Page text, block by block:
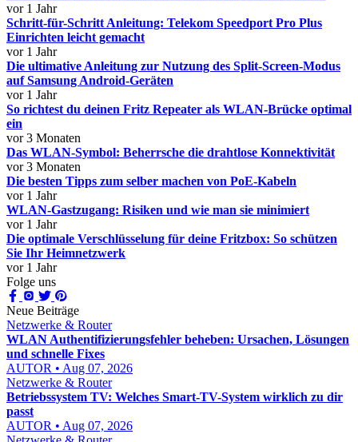
vor 1 Jahr
Schritt-für-Schritt Anleitung: Telekom Speedport Pro Plus
Einrichten leicht gemacht
vor 1 Jahr
Die ultimative Anleitung zur Nutzung des Split-Screen-Modus
auf Samsung Android-Geräten
vor 1 Jahr
So richtest du deinen Fritz Repeater als WLAN-Brücke optimal
ein
vor 3 Monaten
Das WLAN-Symbol: Beherrsche die drahtlose Konnektivität
vor 3 Monaten
Die besten Tipps zum selber machen von PoE-Kabeln
vor 1 Jahr
WLAN-Gastzugang: Risiken und wie man sie minimiert
vor 1 Jahr
Die optimale Verschlüsselung für deine Fritzbox: So schützen
Sie Ihr Heimnetzwerk
vor 1 Jahr
Folge uns
Neue Beiträge
Netzwerke & Router
WLAN Authentifizierungsfehler beheben: Ursachen, Lösungen
und schnelle Fixes
AUTOR • Aug 07, 2026
Netzwerke & Router
Betriebssystem TV: Welches Smart-TV-System wirklich zu dir
passt
AUTOR • Aug 07, 2026